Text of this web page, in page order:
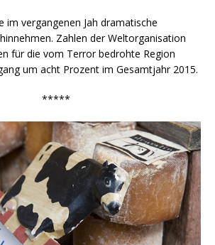
im vergangenen Jah dramatische
Zahlen der Weltorganisation
für die vom Terror bedrohte Region
um acht Prozent im Gesamtjahr 2015.
*****